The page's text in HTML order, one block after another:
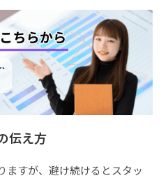
伝え方
ますが、避け続けるとスタッ